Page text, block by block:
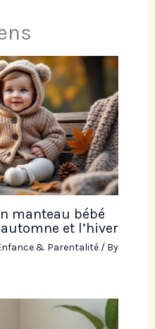
manteau bébé
et l’hiver
& Parentalité/ By